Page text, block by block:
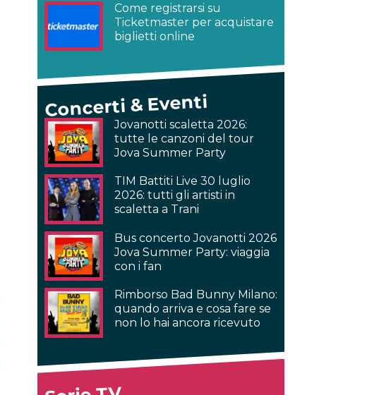
Come registrarsi su
Ticketmaster per acquistare
biglietti online
Concerti & Eventi
Jovanotti scaletta 2026:
tutte le canzoni del tour
Jova Summer Party
TIM Battiti Live 30 luglio
2026: tutti gli artisti in
scaletta a Trani
Bus concerto Jovanotti 2026
Jova Summer Party: viaggia
con i fan
Rimborso Bad Bunny Milano:
quando arriva e cosa fare se
non lo hai ancora ricevuto